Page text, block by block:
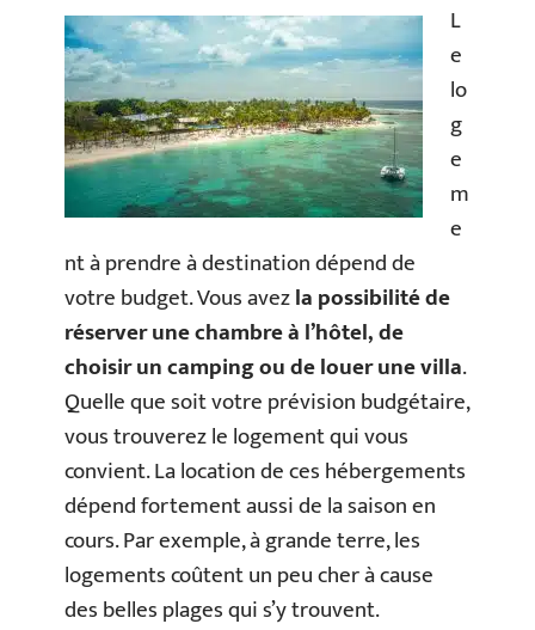
L
e
lo
g
e
m
e
nt à prendre à destination dépend de
votre budget. Vous avezla possibilité de
réserver une chambre à l’hôtel, de
choisir un camping ou de louer une villa.
Quelle que soit votre prévision budgétaire,
vous trouverez le logement qui vous
convient. La location de ces hébergements
dépend fortement aussi de la saison en
cours. Par exemple, à grande terre, les
logements coûtent un peu cher à cause
des belles plages qui s’y trouvent.